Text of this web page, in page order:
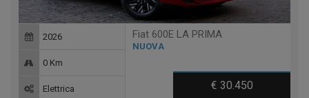
Fiat 600E LA PRIMA
NUOVA
€ 30.450
2026
0 Km
Elettrica